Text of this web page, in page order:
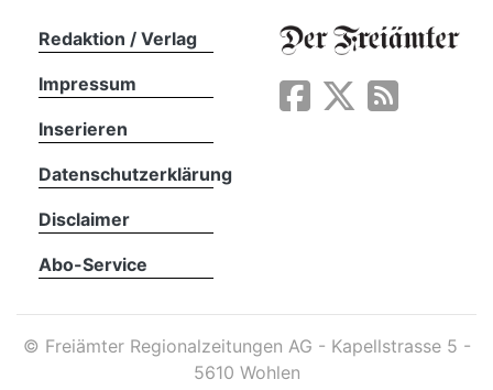
Redaktion / Verlag
Impressum
Inserieren
Datenschutzerklärung
Disclaimer
Abo-Service
© Freiämter Regionalzeitungen AG - Kapellstrasse 5 -
5610 Wohlen